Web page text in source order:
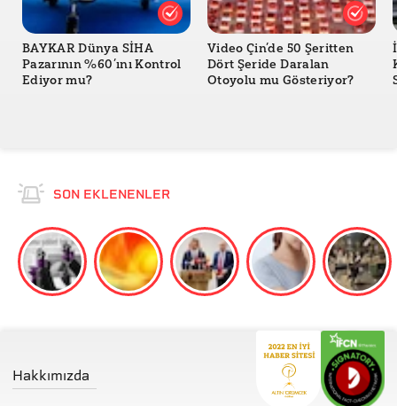
BAYKAR Dünya SİHA
Pazarının %60’ını Kontrol
Ediyor mu?
Video Çin’de 50 Şeritten
Dört Şeride Daralan
Otoyolu mu Gösteriyor?
SON EKLENENLER
Hakkımızda